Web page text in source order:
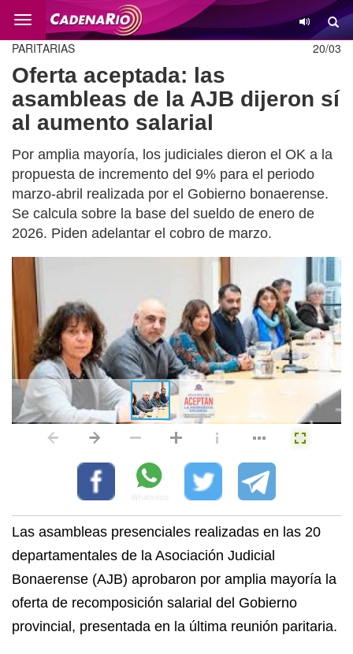
Cambio
20/03
PARITARIAS
Oferta aceptada: las
asambleas de la AJB dijeron sí
al aumento salarial
Por amplia mayoría, los judiciales dieron el OK a la
propuesta de incremento del 9% para el periodo
marzo-abril realizada por el Gobierno bonaerense.
Se calcula sobre la base del sueldo de enero de
2026. Piden adelantar el cobro de marzo.
Las asambleas presenciales realizadas en las 20
departamentales de la Asociación Judicial
Bonaerense (AJB) aprobaron por amplia mayoría la
oferta de recomposición salarial del Gobierno
provincial, presentada en la última reunión paritaria.